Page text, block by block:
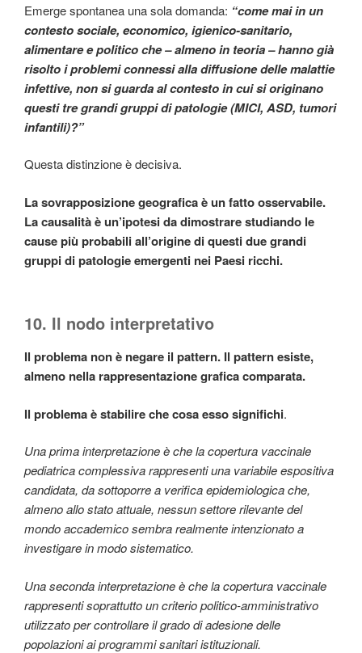
Emerge spontanea una sola domanda: “come mai in un
contesto sociale, economico, igienico-sanitario,
alimentare e politico che – almeno in teoria – hanno già
risolto i problemi connessi alla diffusione delle malattie
infettive, non si guarda al contesto in cui si originano
questi tre grandi gruppi di patologie (MICI, ASD, tumori
infantili)?”
Questa distinzione è decisiva.
La sovrapposizione geografica è un fatto osservabile.
La causalità è un’ipotesi da dimostrare studiando le
cause più probabili all’origine di questi due grandi
gruppi di patologie emergenti nei Paesi ricchi.
10. Il nodo interpretativo
Il problema non è negare il pattern. Il pattern esiste,
almeno nella rappresentazione grafica comparata.
Il problema è stabilire che cosa esso significhi.
Una prima interpretazione è che la copertura vaccinale
pediatrica complessiva rappresenti una variabile espositiva
candidata, da sottoporre a verifica epidemiologica che,
almeno allo stato attuale, nessun settore rilevante del
mondo accademico sembra realmente intenzionato a
investigare in modo sistematico.
Una seconda interpretazione è che la copertura vaccinale
rappresenti soprattutto un criterio politico-amministrativo
utilizzato per controllare il grado di adesione delle
popolazioni ai programmi sanitari istituzionali.